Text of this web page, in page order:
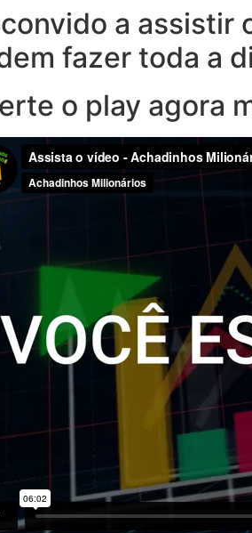
a assistir
fazer toda a
o play agora